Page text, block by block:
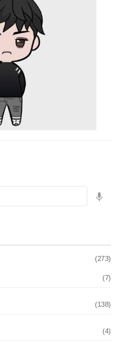
(273)
(7)
(138)
(4)